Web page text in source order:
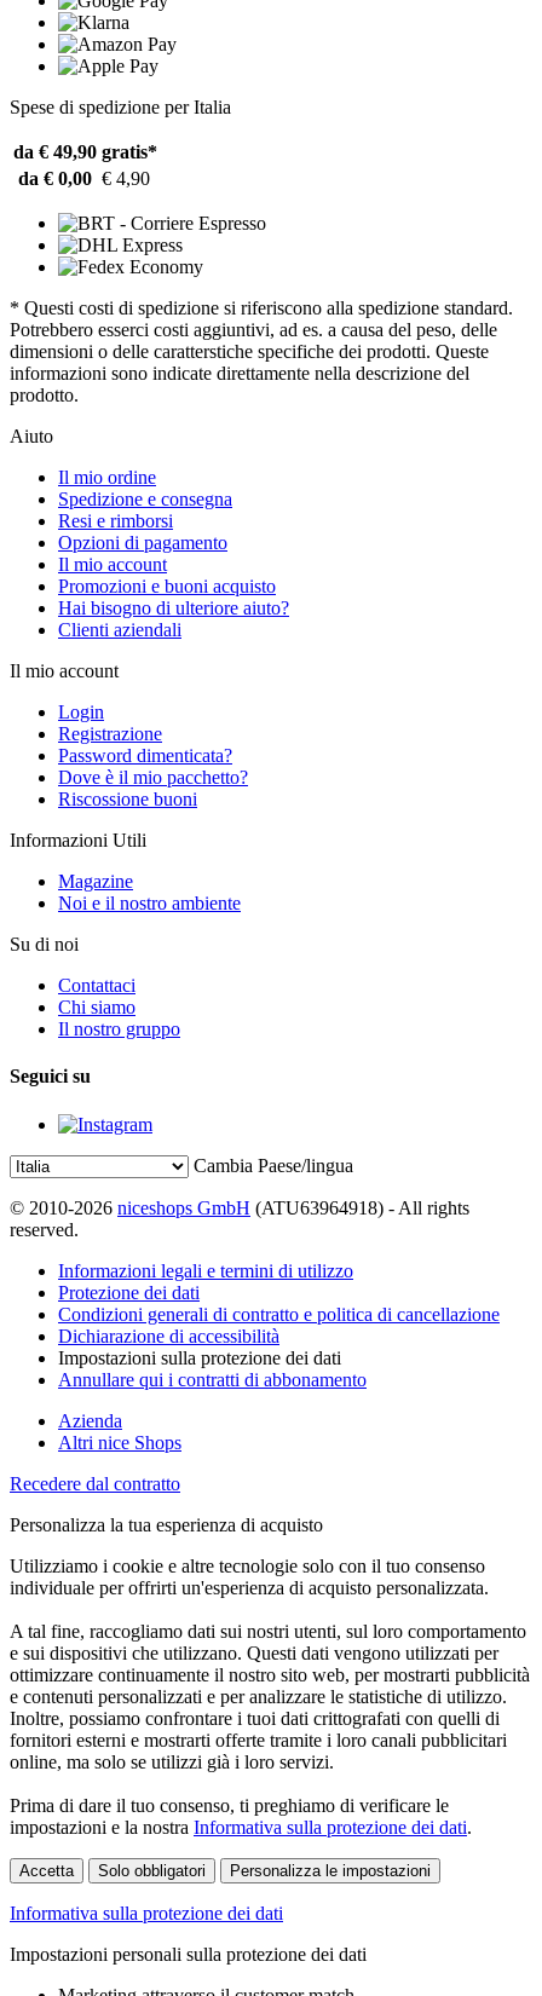
Spese di spedizione per Italia
da € 49,90 gratis*
da € 0,00 € 4,90
* Questi costi di spedizione si riferiscono alla spedizione standard.
Potrebbero esserci costi aggiuntivi, ad es. a causa del peso, delle
dimensioni o delle caratterstiche specifiche dei prodotti. Queste
informazioni sono indicate direttamente nella descrizione del
prodotto.
Aiuto
Il mio ordine
Spedizione e consegna
Resi e rimborsi
Opzioni di pagamento
Il mio account
Promozioni e buoni acquisto
Hai bisogno di ulteriore aiuto?
Clienti aziendali
Il mio account
Login
Registrazione
Password dimenticata?
Dove è il mio pacchetto?
Riscossione buoni
Informazioni Utili
Magazine
Noi e il nostro ambiente
Su di noi
Contattaci
Chi siamo
Il nostro gruppo
Seguici su
Cambia Paese/lingua
© 2010-2026 niceshops GmbH (ATU63964918) - All rights
reserved.
Informazioni legali e termini di utilizzo
Protezione dei dati
Condizioni generali di contratto e politica di cancellazione
Dichiarazione di accessibilità
Impostazioni sulla protezione dei dati
Annullare qui i contratti di abbonamento
Azienda
Altri nice Shops
Recedere dal contratto
Personalizza la tua esperienza di acquisto
Utilizziamo i cookie e altre tecnologie solo con il tuo consenso
individuale per offrirti un'esperienza di acquisto personalizzata.
A tal fine, raccogliamo dati sui nostri utenti, sul loro comportamento
e sui dispositivi che utilizzano. Questi dati vengono utilizzati per
ottimizzare continuamente il nostro sito web, per mostrarti pubblicità
e contenuti personalizzati e per analizzare le statistiche di utilizzo.
Inoltre, possiamo confrontare i tuoi dati crittografati con quelli di
fornitori esterni e mostrarti offerte tramite i loro canali pubblicitari
online, ma solo se utilizzi già i loro servizi.
Prima di dare il tuo consenso, ti preghiamo di verificare le
impostazioni e la nostra Informativa sulla protezione dei dati.
Accetta Solo obbligatori Personalizza le impostazioni
Informativa sulla protezione dei dati
Impostazioni personali sulla protezione dei dati